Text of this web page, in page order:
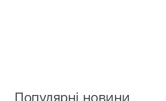
Популярні новини